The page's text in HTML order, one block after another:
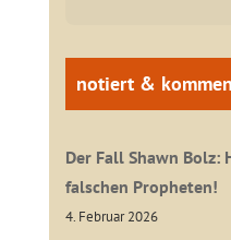
notiert &
Der Fall Shawn Bolz:
falschen Propheten!
4. Februar 2026